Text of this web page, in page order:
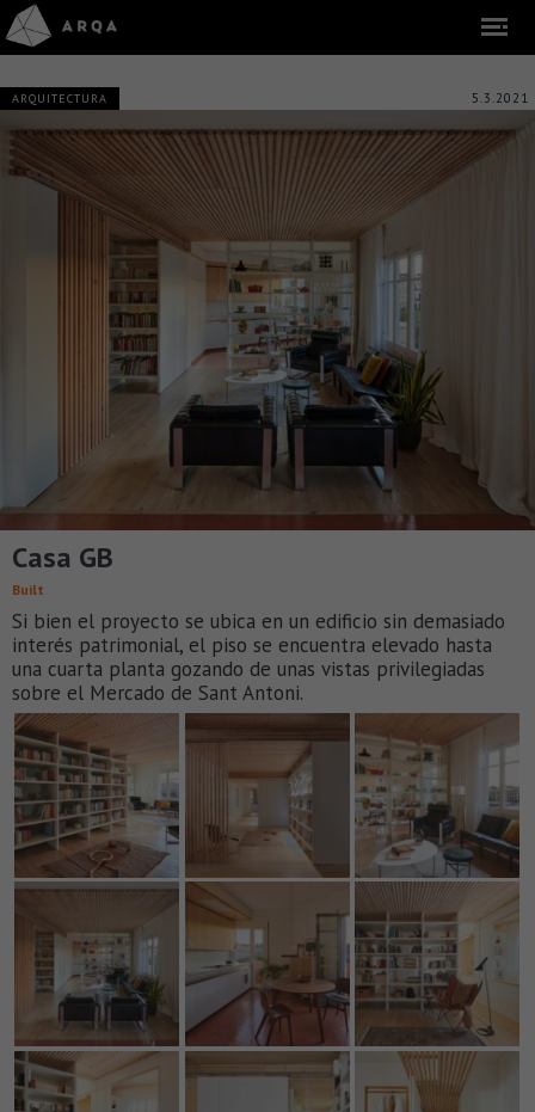
ARQUITECTURA 5.3.2021
Casa GB
Built
Si bien el proyecto se ubica en un edificio sin demasiado
interés patrimonial, el piso se encuentra elevado hasta
una cuarta planta gozando de unas vistas privilegiadas
sobre el Mercado de Sant Antoni.